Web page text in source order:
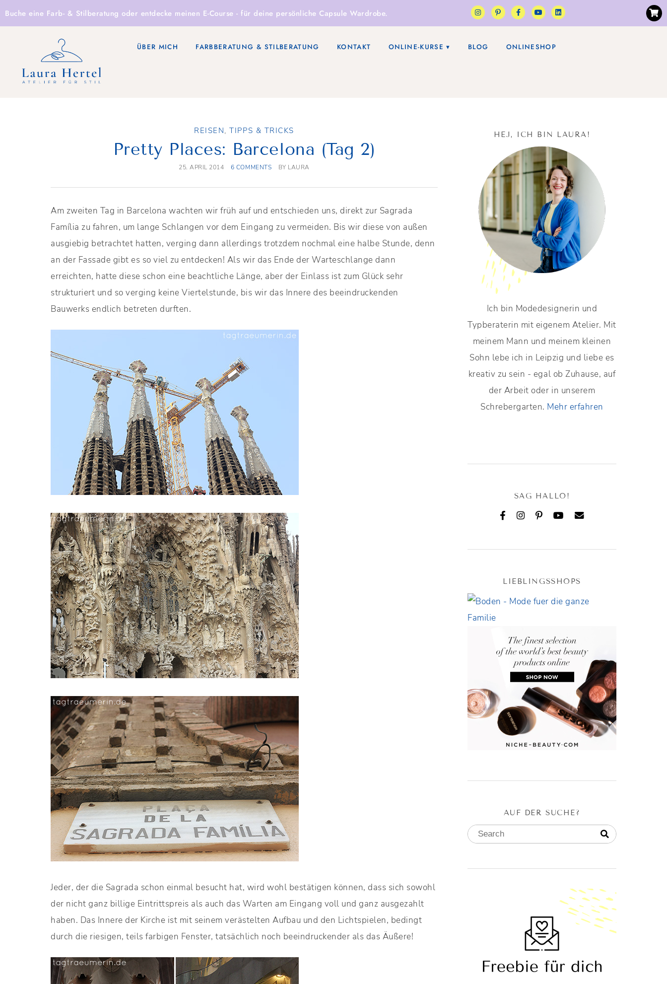
Buche eine Farb- & Stilberatung oder entdecke meinen E-Course - für deine persönliche Capsule Wardrobe.
ÜBER MICH FARBBERATUNG & STILBERATUNG KONTAKT ONLINE-KURSE BLOG ONLINESHOP
REISEN,TIPPS & TRICKS
Pretty Places: Barcelona (Tag 2)
25. APRIL 2014 6 COMMENTS BY LAURA
Am zweiten Tag in Barcelona wachten wir früh auf und entschieden uns, direkt zur Sagrada
Família zu fahren, um lange Schlangen vor dem Eingang zu vermeiden. Bis wir diese von außen
ausgiebig betrachtet hatten, verging dann allerdings trotzdem nochmal eine halbe Stunde, denn
an der Fassade gibt es so viel zu entdecken! Als wir das Ende der Warteschlange dann
erreichten, hatte diese schon eine beachtliche Länge, aber der Einlass ist zum Glück sehr
strukturiert und so verging keine Viertelstunde, bis wir das Innere des beeindruckenden
Bauwerks endlich betreten durften.
Jeder, der die Sagrada schon einmal besucht hat, wird wohl bestätigen können, dass sich sowohl
der nicht ganz billige Eintrittspreis als auch das Warten am Eingang voll und ganz ausgezahlt
haben. Das Innere der Kirche ist mit seinem verästelten Aufbau und den Lichtspielen, bedingt
durch die riesigen, teils farbigen Fenster, tatsächlich noch beeindruckender als das Äußere!
HEJ, ICH BIN LAURA!
Ich bin Modedesignerin und
Typberaterin mit eigenem Atelier. Mit
meinem Mann und meinem kleinen
Sohn lebe ich in Leipzig und liebe es
kreativ zu sein - egal ob Zuhause, auf
der Arbeit oder in unserem
Schrebergarten. Mehr erfahren
SAG HALLO!
LIEBLINGSSHOPS
AUF DER SUCHE?